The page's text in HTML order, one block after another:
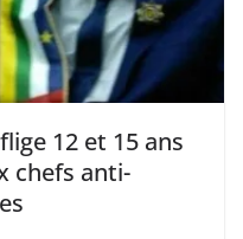
12 et 15 ans
chefs anti-